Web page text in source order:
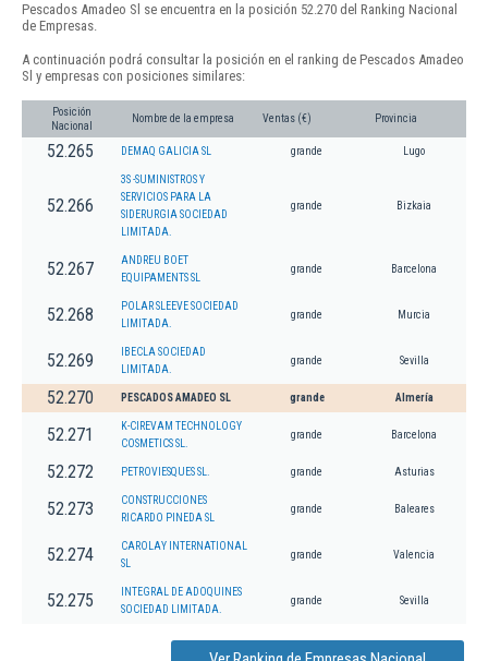
Pescados Amadeo Sl se encuentra en la posición 52.270 del Ranking Nacional
de Empresas.
A continuación podrá consultar la posición en el ranking de Pescados Amadeo
Sl y empresas con posiciones similares:
Posición
Nacional
Nombre de la empresa Ventas (€) Provincia
52.265 DEMAQ GALICIA SL grande Lugo
52.266
3S -SUMINISTROS Y
SERVICIOS PARA LA
SIDERURGIA SOCIEDAD
LIMITADA.
grande Bizkaia
52.267
ANDREU BOET
EQUIPAMENTS SL
grande Barcelona
52.268
POLAR SLEEVE SOCIEDAD
LIMITADA.
grande Murcia
52.269
IBECLA SOCIEDAD
LIMITADA.
grande Sevilla
52.270 PESCADOS AMADEO SL grande Almería
52.271
K-CIREVAM TECHNOLOGY
COSMETICS SL.
grande Barcelona
52.272 PETROVIESQUES SL. grande Asturias
52.273
CONSTRUCCIONES
RICARDO PINEDA SL
grande Baleares
52.274
CAROLAY INTERNATIONAL
SL
grande Valencia
52.275
INTEGRAL DE ADOQUINES
SOCIEDAD LIMITADA.
grande Sevilla